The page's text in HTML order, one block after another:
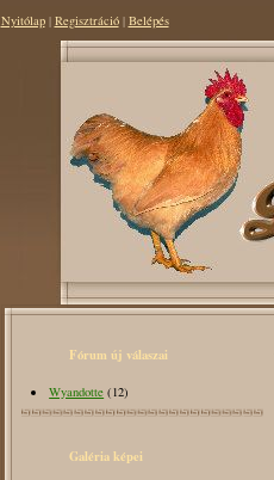
Nyitólap| Regisztráció| Belépés
Fórum új válaszai
Wyandotte (12)
Galéria képei